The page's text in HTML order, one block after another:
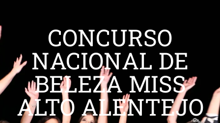
CONCURSO
NACIONAL DE
BELEZA MISS
ALTO ALENTEJO